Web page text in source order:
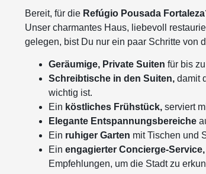
Bereit, für die Refúgio Pousada
Unser charmantes Haus, liebevoll
gelegen, bist Du nur ein paar Schritte von
Geräumige, Private Suiten für bis
Schreibtische in den Suiten, damit
wichtig ist.
Ein köstliches Frühstück, serviert
Elegante Entspannungsbereiche
Ein ruhiger Garten mit Tischen und
Ein engagierter Concierge-Service,
Empfehlungen, um die Stadt zu